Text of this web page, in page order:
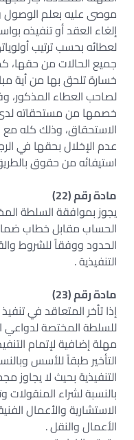
موصى عليه بعلم الوصول
إلغاء العقد أو تنفيذه
لعطائه بحسب ترتيب
جميع الحالات من
خسارة تلحق بها من أية
لصاحب العطاء المذكور،
خصمها من مستحقاته لدى
الاستحقاق، وذلك كله مع
عدم الإخلال بحقها في
استيفائه من حقوق
مادة رقم (22)
يجوز بموافقة السلطة
الحساب مقابل خطاب
الحدود ووفقاً للشروط
التنفيذية .
مادة رقم (23)
إذا تأخر المتعاقد في
للسلطة المختصة لدواعي
مهلة إضافية لإتمام
التأخير طبقاً للأسس
بالنسبة لشراء
الأعمال والنقل .